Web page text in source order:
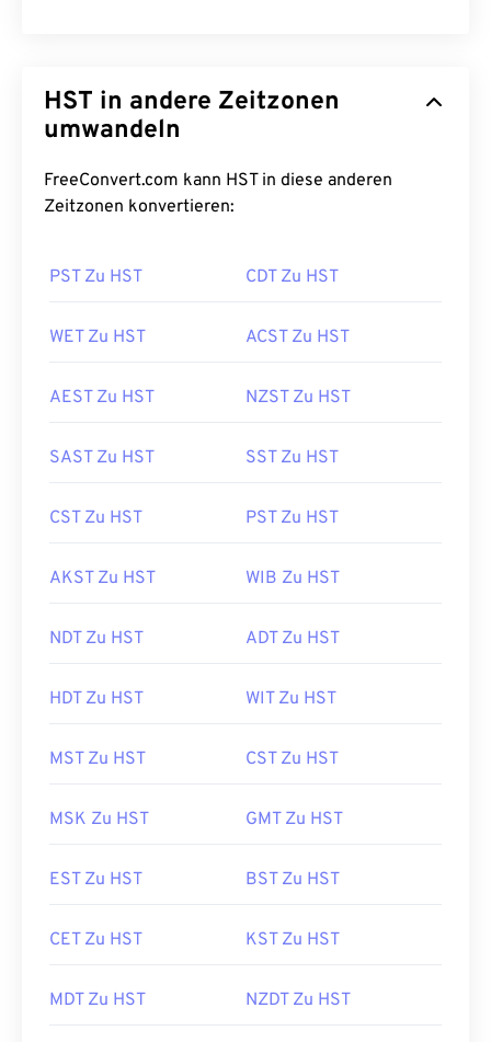
HST in andere Zeitzonen
umwandeln
FreeConvert.com kann HST in diese anderen
Zeitzonen konvertieren:
PST Zu HST CDT Zu HST
WET Zu HST ACST Zu HST
AEST Zu HST NZST Zu HST
SAST Zu HST SST Zu HST
CST Zu HST PST Zu HST
AKST Zu HST WIB Zu HST
NDT Zu HST ADT Zu HST
HDT Zu HST WIT Zu HST
MST Zu HST CST Zu HST
MSK Zu HST GMT Zu HST
EST Zu HST BST Zu HST
CET Zu HST KST Zu HST
MDT Zu HST NZDT Zu HST